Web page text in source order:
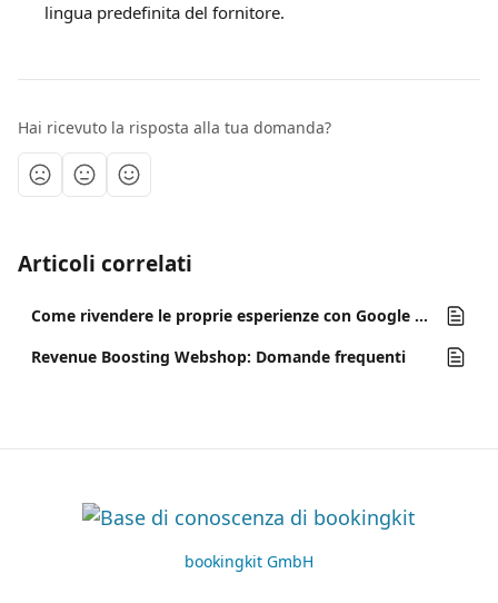
lingua predefinita del fornitore.
Hai ricevuto la risposta alla tua domanda?
Articoli correlati
Come rivendere le proprie esperienze con Google Things to Do
Revenue Boosting Webshop: Domande frequenti
bookingkit GmbH